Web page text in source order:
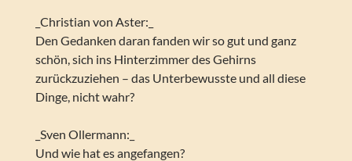
_Christian von Aster:_
Den Gedanken daran fanden wir so gut und ganz
schön, sich ins Hinterzimmer des Gehirns
zurückzuziehen – das Unterbewusste und all diese
Dinge, nicht wahr?
_Sven Ollermann:_
Und wie hat es angefangen?